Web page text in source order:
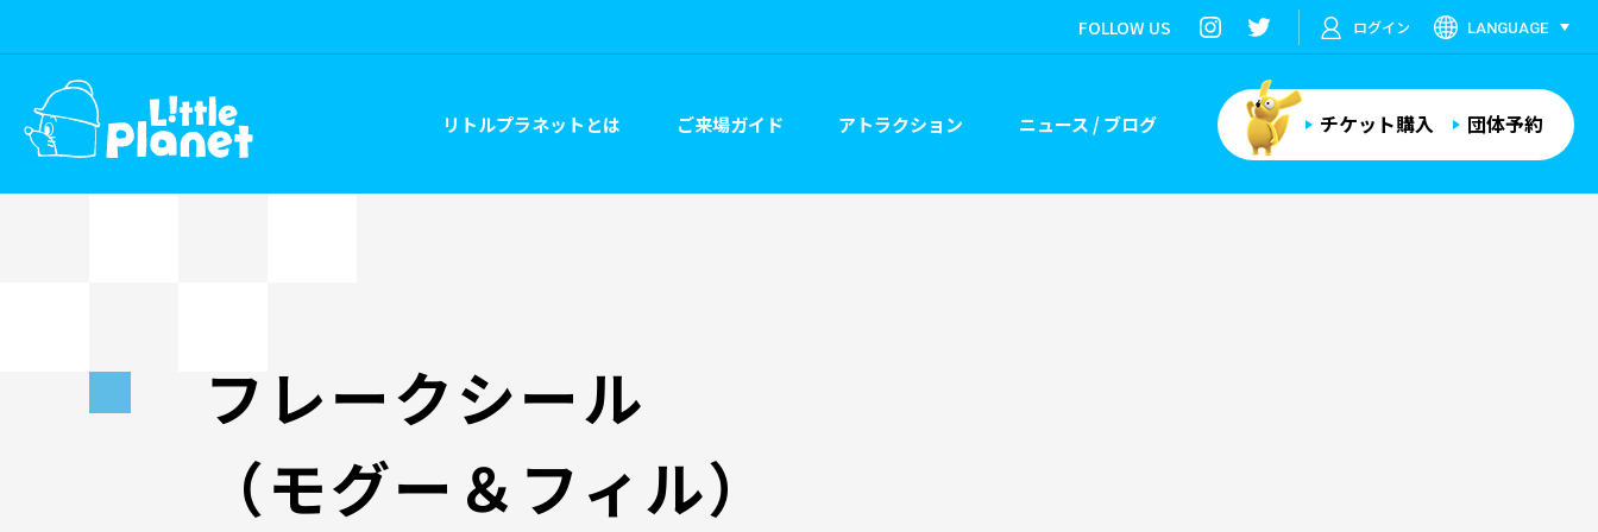
FOLLOW US ログイン LANGUAGE
リトルプラネットとは ご来場ガイド アトラクション ニュース / ブログ チケット購入 団体予約
フレークシール
（モグー＆フィル）